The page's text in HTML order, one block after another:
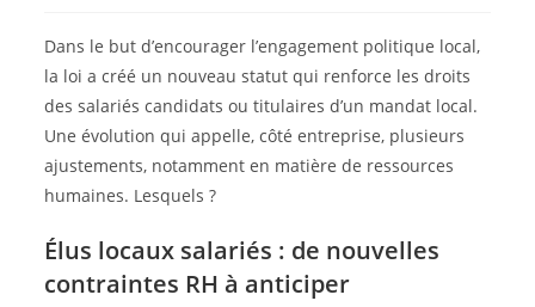
Dans le but d’encourager l’engagement politique local,
la loi a créé un nouveau statut qui renforce les droits
des salariés candidats ou titulaires d’un mandat local.
Une évolution qui appelle, côté entreprise, plusieurs
ajustements, notamment en matière de ressources
humaines. Lesquels ?
Élus locaux salariés : de nouvelles
contraintes RH à anticiper